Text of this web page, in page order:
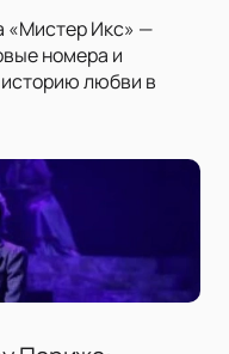
«Мистер Икс» —
номера и
любви в